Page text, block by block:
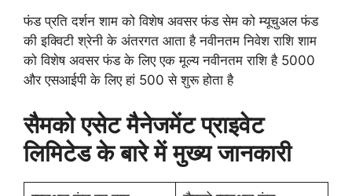
फंड प्रति दर्शन शाम को विशेष अवसर फंड सेम को म्यूचुअल फंड
की इक्विटी श्रेनी के अंतरगत आता है नवीनतम निवेश राशि शाम
को विशेष अवसर फंड के लिए एक मूल्य नवीनतम राशि है 5000
और एसआईपी के लिए हां 500 से शुरू होता है
सैमको एसेट मैनेजमेंट प्राइवेट
लिमिटेड के बारे में मुख्य जानकारी